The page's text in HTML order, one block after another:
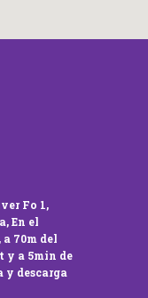
Fo 1,
En el
70m del
y a 5min de
y descarga